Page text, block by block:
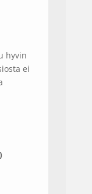
hyvin
ei